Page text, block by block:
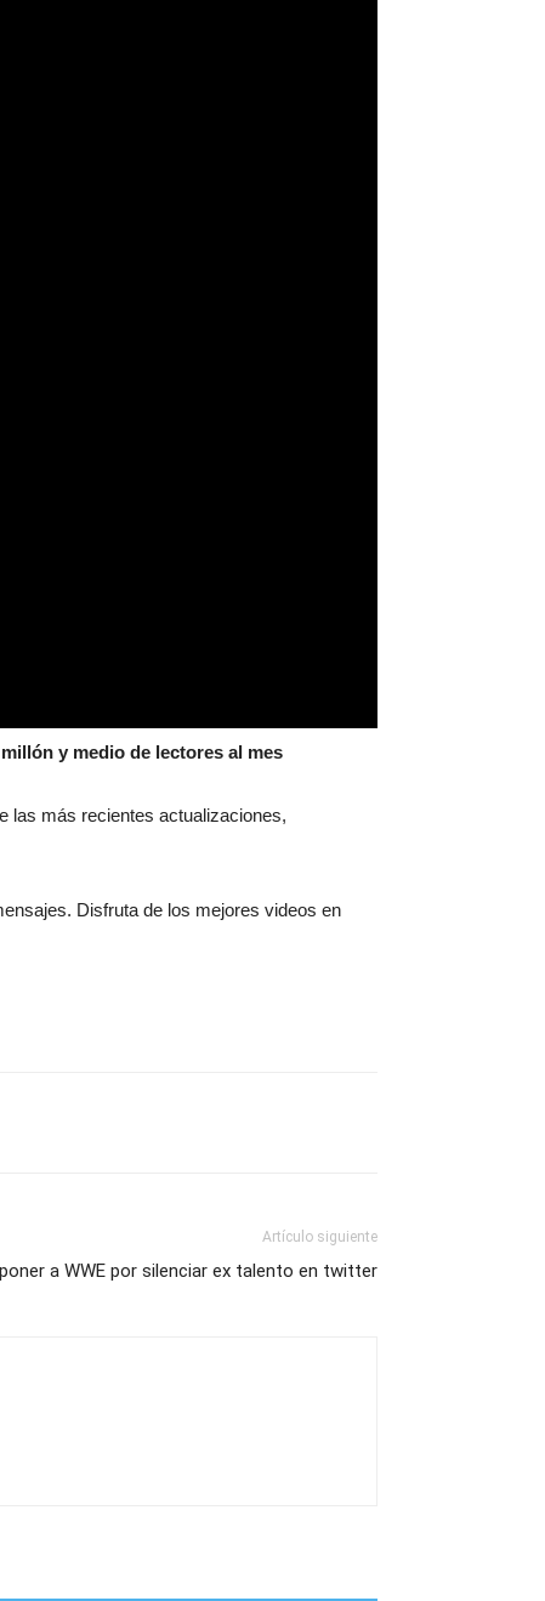
y medio de lectores al mes
las más recientes actualizaciones,
Disfruta de los mejores videos en
Artículo siguiente
a WWE por silenciar ex talento en twitter